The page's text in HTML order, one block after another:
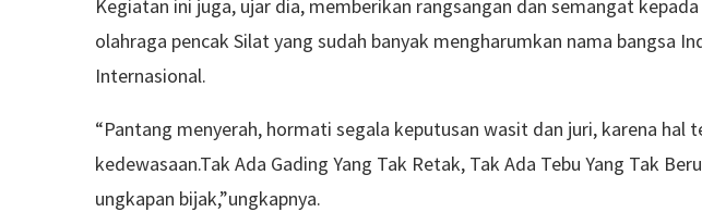
Kegiatan ini juga, ujar dia, memberikan rangsangan dan semangat
olahraga pencak Silat yang sudah banyak mengharumkan nama bangsa
Internasional.
“Pantang menyerah, hormati segala keputusan wasit dan juri, karena hal
kedewasaan.Tak Ada Gading Yang Tak Retak, Tak Ada Tebu Yang Tak
ungkapan bijak,”ungkapnya.